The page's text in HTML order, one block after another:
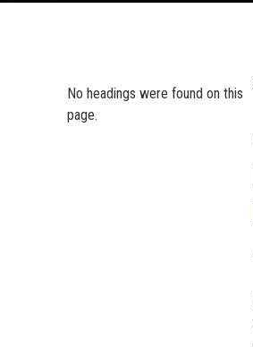
No headings were found on this
page.